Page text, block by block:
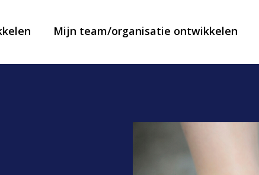
Mijn team/organisatie ontwikkelen